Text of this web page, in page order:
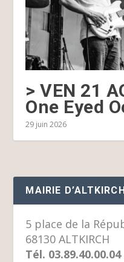
> VEN 21
One Eyed
29 juin 2026
MAIRIE
5 place de la
68130 ALTKIRCH
Tél. 03.89.40.00.04